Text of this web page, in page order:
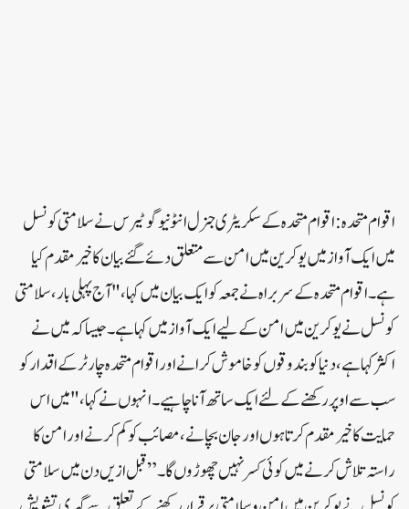
اقوام متحدہ:اقوام متحدہ کے سکریٹری جنرل انٹونیو گوٹیرس نے سلامتی کونسل
میں ایک آوازمیں یوکرین میں امن سے متعلق دئے گئے بیان کاخیرمقدم کیا
ہے۔اقوام متحدہ کے سربراہ نے جمعہ کو ایک بیان میں کہا، "آج پہلی بار، سلامتی
کونسل نے یوکرین میں امن کے لیے ایک آوازمیں کہاہے۔ جیساکہ میں نے
اکثر کہا ہے، دنیا کو بندوقوں کو خاموش کرانے اور اقوام متحدہ چارٹر کے اقدار کو
سب سے اوپر رکھنے کے لئے ایک ساتھ آنا چاہیے۔انہوں نے کہا، "میں اس
حمایت کا خیرمقدم کرتا ہوں اور جان بچانے، مصائب کو کم کرنے اور امن کا
راستہ تلاش کرنے میں کوئی کسر نہیں چھوڑوں گا۔”قبل ازیں دن میں سلامتی